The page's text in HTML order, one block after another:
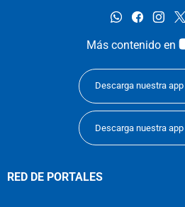
whatsappfacebook
Más contenido en
Descarga nuestra app
Descarga nuestra app
RED DE PORTALES